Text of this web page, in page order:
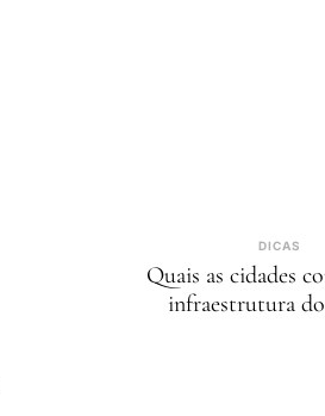
DICAS
Quais as cidades
infraestrutura